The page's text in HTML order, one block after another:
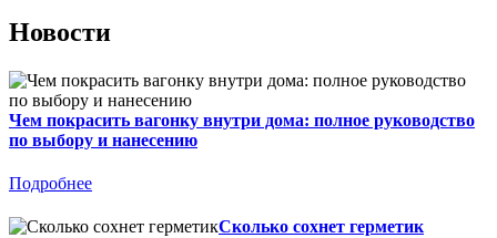
Новости
Чем покрасить вагонку внутри дома: полное руководство
по выбору и нанесению
Подробнее
Сколько сохнет герметик